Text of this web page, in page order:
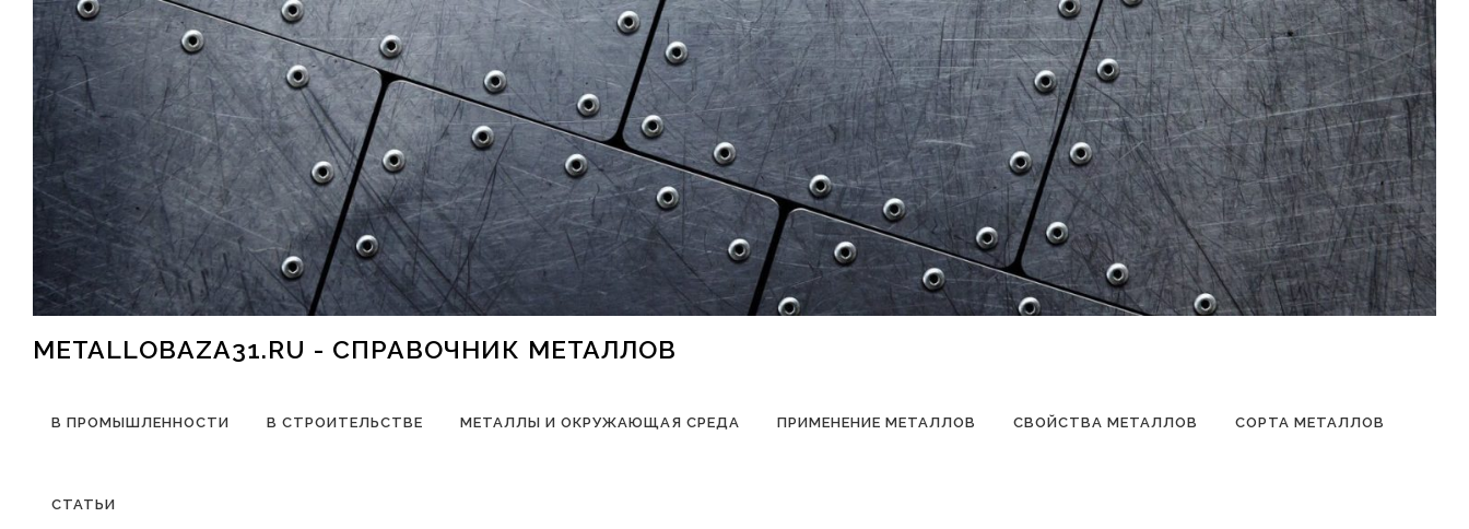
Перейти к содержимому
METALLOBAZA31.RU - СПРАВОЧНИК МЕТАЛЛОВ
В ПРОМЫШЛЕННОСТИ В СТРОИТЕЛЬСТВЕ МЕТАЛЛЫ И ОКРУЖАЮЩАЯ СРЕДА ПРИМЕНЕНИЕ МЕТАЛЛОВ СВОЙСТВА МЕТАЛЛОВ СОРТА МЕТАЛЛОВ
СТАТЬИ